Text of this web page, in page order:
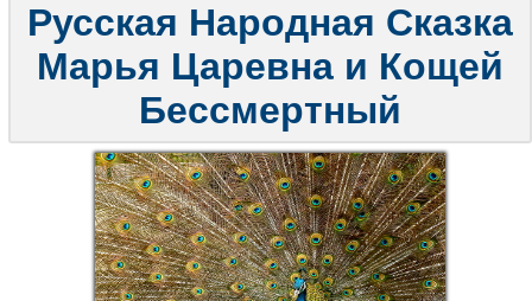
Русская Народная Сказка
Марья Царевна и Кощей
Бессмертный